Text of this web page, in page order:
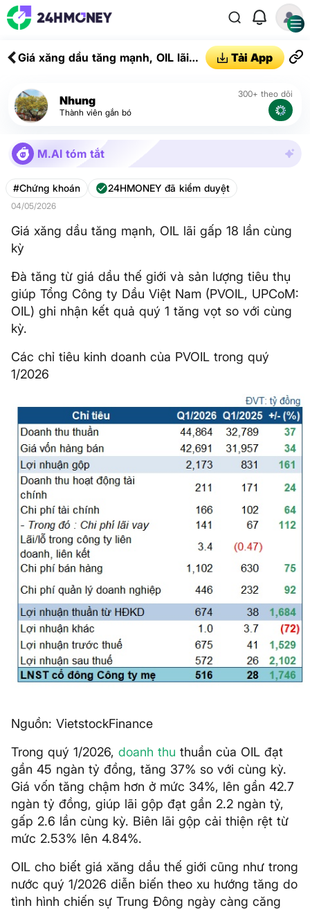
Giá xăng dầu tăng mạnh, OIL lãi
Tải App
Nhung
Thành viên gắn bó
300+ theo dõi
M.AI tóm tắt
#Chứng khoán 24HMONEY đã kiểm duyệt
04/05/2026
Giá xăng dầu tăng mạnh, OIL lãi gấp 18 lần cùng
kỳ
Đà tăng từ giá dầu thế giới và sản lượng tiêu thụ
giúp Tổng Công ty Dầu Việt Nam (PVOIL, UPCoM:
OIL) ghi nhận kết quả quý 1 tăng vọt so với cùng
kỳ.
Các chỉ tiêu kinh doanh của PVOIL trong quý
1/2026
Nguồn: VietstockFinance
Trong quý 1/2026, doanh thu thuần của OIL đạt
gần 45 ngàn tỷ đồng, tăng 37% so với cùng kỳ.
Giá vốn tăng chậm hơn ở mức 34%, lên gần 42.7
ngàn tỷ đồng, giúp lãi gộp đạt gần 2.2 ngàn tỷ,
gấp 2.6 lần cùng kỳ. Biên lãi gộp cải thiện rệt từ
mức 2.53% lên 4.84%.
OIL cho biết giá xăng dầu thế giới cũng như trong
nước quý 1/2026 diễn biến theo xu hướng tăng do
tình hình chiến sự Trung Đông ngày càng căng